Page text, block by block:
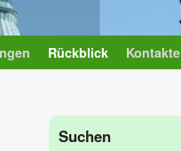
Rückblick Kontakte
Suchen